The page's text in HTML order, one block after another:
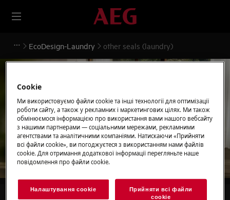
EcoDesign-Laundry other seals (laundry)
Підтримка для other
seals (laundry)
Cookie
Ми використовуємо файли cookie та інші технології для оптимізації
роботи сайту, а також у рекламних і маркетингових цілях. Ми також
обмінюємося інформацією про використання вами нашого вебсайту
з нашими партнерами — соціальними мережами, рекламними
агентствами та аналітичними компаніями. Натискаючи «Прийняти
всі файли сookie», ви погоджуєтеся з використанням нами файлів
cookie. Для отримання додаткової інформації перегляньте наше
повідомлення про файли сookie.
Налаштування cookie
Прийняти всі файли
сookie